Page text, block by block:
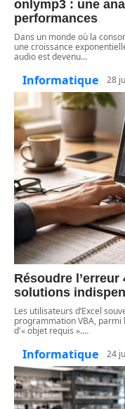
onlymp3 : une
performances
Dans un monde où la
une croissance
audio est devenu…
Informatique 28
Résoudre
solutions
Les utilisateurs d’Excel
programmation VBA, parmi
d'« objet requis ».…
Informatique 24